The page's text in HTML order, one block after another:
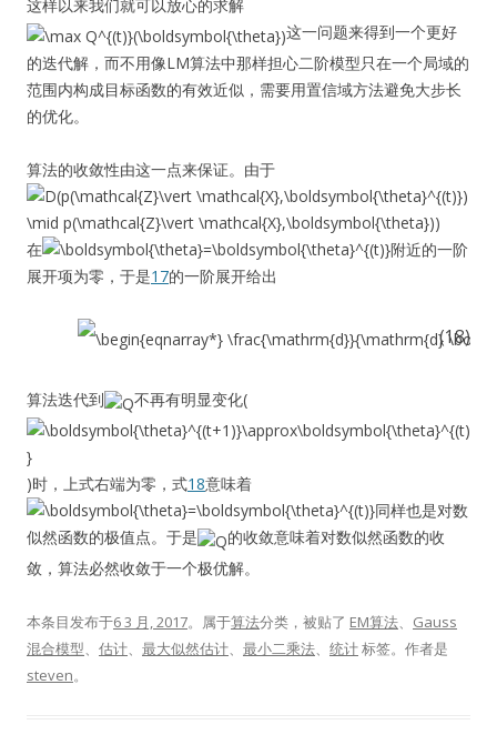
这样以来我们就可以放心的求解
这一问题来得到一个更好
的迭代解，而不用像LM算法中那样担心二阶模型只在一个局域的
范围内构成目标函数的有效近似，需要用置信域方法避免大步长
的优化。
算法的收敛性由这一点来保证。由于
在
附近的一阶
展开项为零，于是17的一阶展开给出
(18)
算法迭代到 不再有明显变化(
)时，上式右端为零，式18意味着
同样也是对数
似然函数的极值点。于是
的收敛意味着对数似然函数的收
敛，算法必然收敛于一个极优解。
本条目发布于6 3 月, 2017。属于算法分类，被贴了 EM算法、 Gauss
混合模型、 估计、 最大似然估计、 最小二乘法、 统计标签。 作者是
steven。